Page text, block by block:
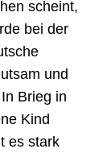
scheint,
bei der
und
Brieg in
Kind
es stark